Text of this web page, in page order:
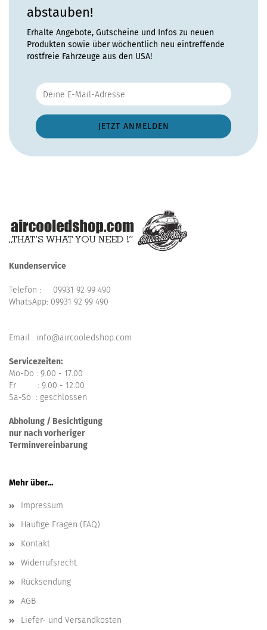
abstauben!
Erhalte Angebote, Gutscheine und Infos zu neuen
Produkten sowie über wöchentlich neu eintreffende
rostfreie Fahrzeuge aus den USA!
Kundenservice
Telefon : 09931 92 99 490
WhatsApp: 09931 92 99 490
Email : info@aircooledshop.com
Servicezeiten:
Mo-Do : 9.00 - 17.00
Fr : 9.00 - 12.00
Sa-So : geschlossen
Abholung / Besichtigung
nur nach vorheriger
Terminvereinbarung
Mehr über...
Impressum
Häufige Fragen (FAQ)
Kontakt
Widerrufsrecht
Rücksendung
AGB
Liefer- und Versandkosten